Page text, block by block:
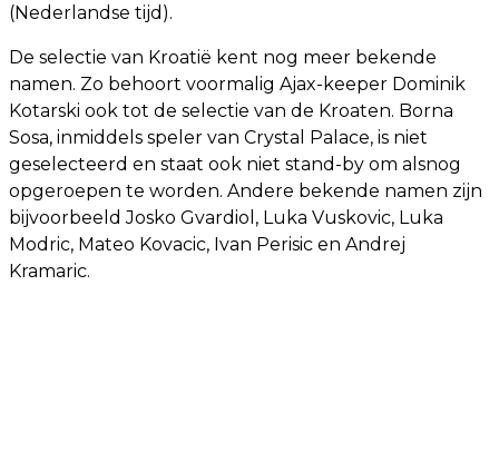
(Nederlandse tijd).
De selectie van Kroatië kent nog meer bekende
namen. Zo behoort voormalig Ajax-keeper Dominik
Kotarski ook tot de selectie van de Kroaten. Borna
Sosa, inmiddels speler van Crystal Palace, is niet
geselecteerd en staat ook niet stand-by om alsnog
opgeroepen te worden. Andere bekende namen zijn
bijvoorbeeld Josko Gvardiol, Luka Vuskovic, Luka
Modric, Mateo Kovacic, Ivan Perisic en Andrej
Kramaric.